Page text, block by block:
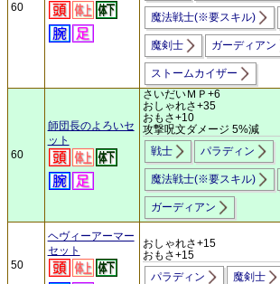
60
魔法戦士(※要スキル)
魔剣士 ガーディアン
ストームカイザー
60
師団長のよろいセ
ット
さいだいＭＰ+6
おしゃれさ+35
おもさ+10
攻撃呪文ダメージ 5%減
戦士
パラディン
魔法戦士(※要スキル)
ガーディアン
50
ヘヴィーアーマー
セット
おしゃれさ+15
おもさ+15
パラディン
魔剣士